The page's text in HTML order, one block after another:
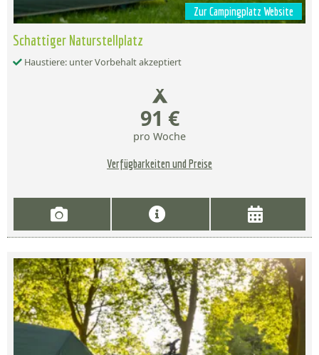
Zur Campingplatz Website
Schattiger Naturstellplatz
Haustiere: unter Vorbehalt akzeptiert
91 €
pro Woche
Verfügbarkeiten und Preise